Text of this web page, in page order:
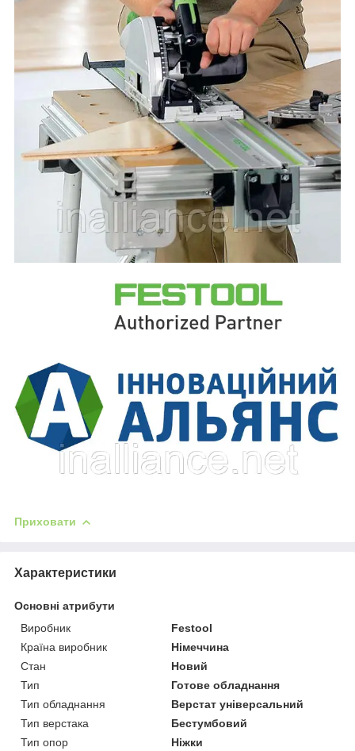
Приховати
Характеристики
Основні атрибути
Виробник
Festool
Країна виробник
Німеччина
Стан
Новий
Тип
Готове обладнання
Тип обладнання
Верстат універсальний
Тип верстака
Бестумбовий
Тип опор
Ніжки